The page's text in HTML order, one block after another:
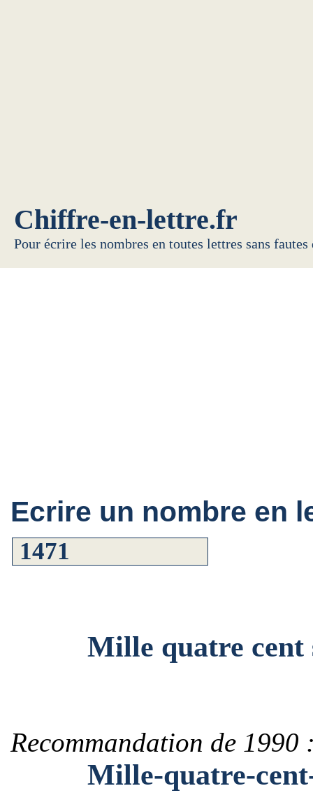
Chiffre-en-lettre.fr
Pour écrire les nombres en toutes lettres sans
Ecrire un nombre en
Mille quatre cent
Recommandation de 1990
Mille-quatre-cent-